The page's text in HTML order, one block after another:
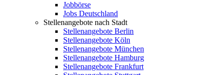
Jobbörse
Jobs Deutschland
Stellenangebote nach Stadt
Stellenangebote Berlin
Stellenangebote Köln
Stellenangebote München
Stellenangebote Hamburg
Stellenangebote Frankfurt